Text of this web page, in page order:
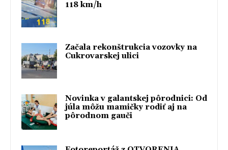
118 km/h
Začala rekonštrukcia vozovky na
Cukrovarskej ulici
Novinka v galantskej pôrodnici: Od
júla môžu mamičky rodiť aj na
pôrodnom gauči